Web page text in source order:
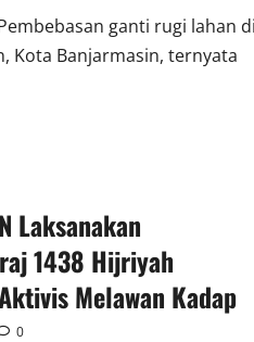
Pembebasan ganti rugi lahan
Kota Banjarmasin, ternyata
Laksanakan
1438 Hijriyah
Melawan Kadap
0